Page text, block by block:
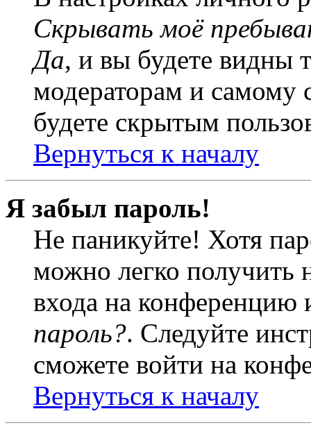
Скрывать моё
Да, и вы будете видны
модераторам и самому
будете скрытым
Вернуться к началу
Я забыл пароль!
Не паникуйте! Хотя
можно легко получить
входа на
пароль?. Следуйте
сможете войти на
Вернуться к началу